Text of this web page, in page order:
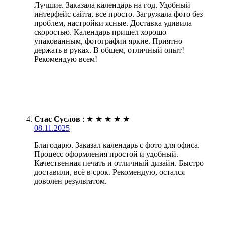
Лучшие. Заказала календарь на год. Удобный
интерфейс сайта, все просто. Загружала фото без
проблем, настройки ясные. Доставка удивила
скоростью. Календарь пришел хорошо
упакованным, фотографии яркие. Приятно
держать в руках. В общем, отличный опыт!
Рекомендую всем!
Стас Суслов : ★ ★ ★ ★ ★
08.11.2025
Благодарю. Заказал календарь с фото для офиса.
Процесс оформления простой и удобный.
Качественная печать и отличный дизайн. Быстро
доставили, всё в срок. Рекомендую, остался
доволен результатом.